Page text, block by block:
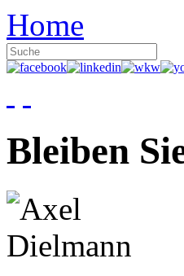
Home
Bleiben